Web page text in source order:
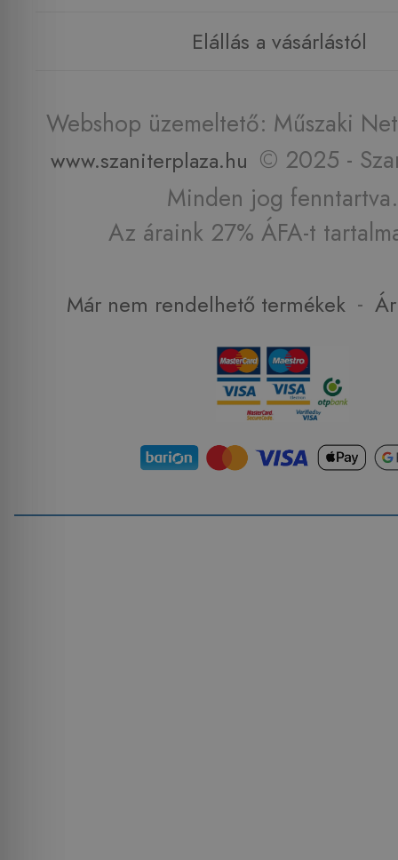
Elállás a vásárlástól
Webshop üzemeltető: Műszaki
www.szaniterplaza.hu © 2025 -
Minden jog fenntartva.
Az áraink 27% ÁFA-t
Már nem rendelhető termékek -